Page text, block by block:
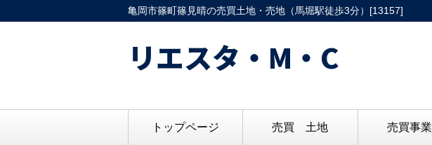
亀岡市篠町篠見晴の売買土地・売地（馬堀駅徒歩3分）[13157]
リエスタ・M・C
トップページ 売買 土地 売買事